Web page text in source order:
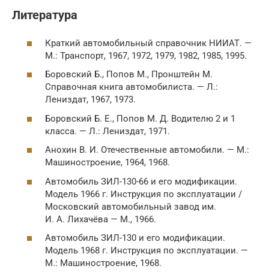
Литература
Краткий автомобильный справочник НИИАТ. —
М.: Транспорт, 1967, 1972, 1979, 1982, 1985, 1995.
Боровский Б., Попов М., Пронштейн М.
Справочная книга автомобилиста. — Л.:
Лениздат, 1967, 1973.
Боровский Б. Е., Попов М. Д. Водителю 2 и 1
класса. — Л.: Лениздат, 1971.
Анохин В. И. Отечественные автомобили. — М.:
Машиностроение, 1964, 1968.
Автомобиль ЗИЛ-130-66 и его модификации.
Модель 1966 г. Инструкция по эксплуатации /
Московский автомобильный завод им.
И. А. Лихачёва — М., 1966.
Автомобиль ЗИЛ-130 и его модификации.
Модель 1968 г. Инструкция по эксплуатации. —
М.: Машиностроение, 1968.